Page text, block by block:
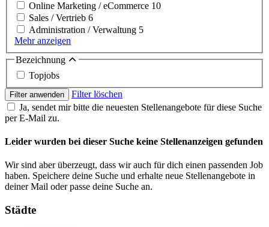
Online Marketing / eCommerce 10
Sales / Vertrieb 6
Administration / Verwaltung 5
Mehr anzeigen
Bezeichnung
Topjobs
Filter anwenden
Filter löschen
Ja, sendet mir bitte die neuesten Stellenangebote für diese Suche
per E-Mail zu.
Leider wurden bei dieser Suche keine Stellenanzeigen gefunden
Wir sind aber überzeugt, dass wir auch für dich einen passenden Job
haben. Speichere deine Suche und erhalte neue Stellenangebote in
deiner Mail oder passe deine Suche an.
Städte